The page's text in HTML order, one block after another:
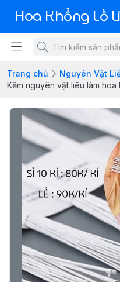
Hoa Khổng Lồ
Trang chủ Nguyên Vật
Kẽm nguyên vật liêu làm hoa